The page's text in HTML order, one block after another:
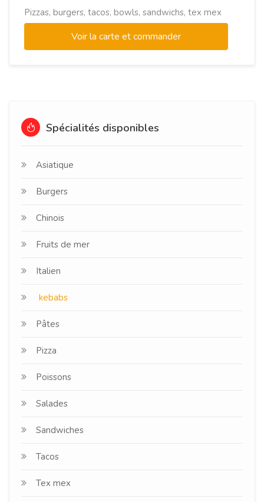
Pizzas, burgers, tacos, bowls, sandwichs, tex mex
Voir la carte et commander
Spécialités disponibles
Asiatique
Burgers
Chinois
Fruits de mer
Italien
kebabs
Pâtes
Pizza
Poissons
Salades
Sandwiches
Tacos
Tex mex